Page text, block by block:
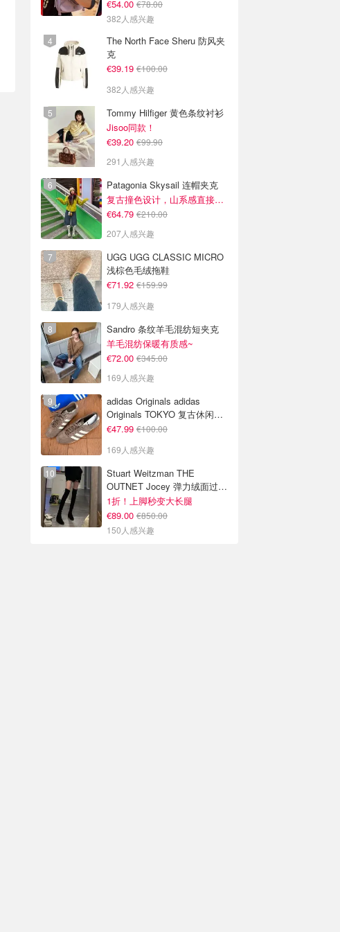
€54.00 €78.00
382人感兴趣
The North Face Sheru 防风夹
克
€39.19 €100.00
382人感兴趣
Tommy Hilfiger 黄色条纹衬衫
Jisoo同款！
€39.20 €99.90
291人感兴趣
Patagonia Skysail 连帽夹克
复古撞色设计，山系感直接拉满
€64.79 €210.00
207人感兴趣
UGG UGG CLASSIC MICRO
浅棕色毛绒拖鞋
€71.92 €159.99
179人感兴趣
Sandro 条纹羊毛混纺短夹克
羊毛混纺保暖有质感~
€72.00 €345.00
169人感兴趣
adidas Originals adidas
Originals TOKYO 复古休闲鞋
深棕色
€47.99 €100.00
169人感兴趣
Stuart Weitzman THE
OUTNET Jocey 弹力绒面过膝
靴
1折！上脚秒变大长腿
€89.00 €850.00
150人感兴趣